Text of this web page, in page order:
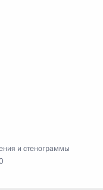
и стенограммы